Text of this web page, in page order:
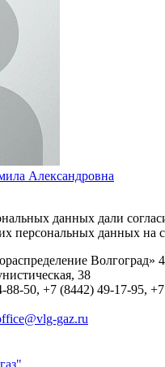
Александровна
данных дали
персональных данных на
Волгоград»
38
88-50, +7 (8442) 49-17-95,
gaz.ru